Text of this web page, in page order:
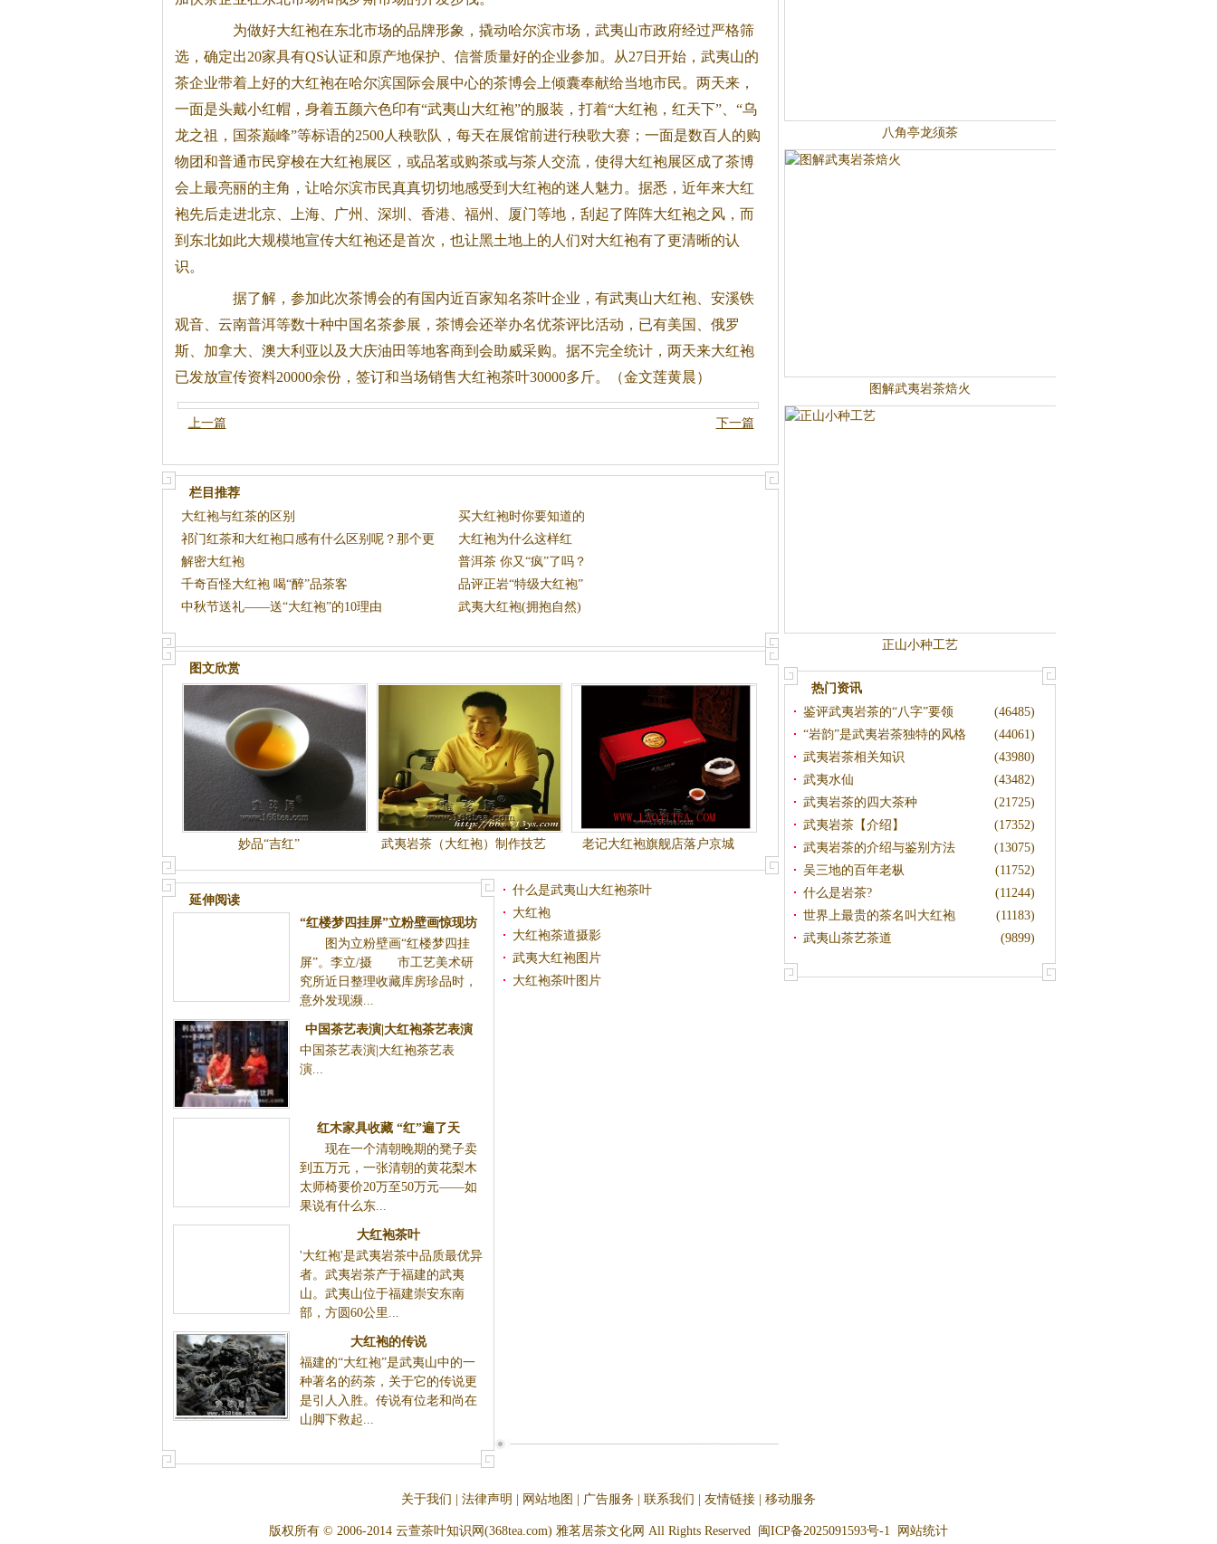
为做好大红袍在东北市场的品牌形象，撬动哈尔滨市场，武夷山市政府经过严格筛
选，确定出20家具有QS认证和原产地保护、信誉质量好的企业参加。从27日开始，武夷山的
茶企业带着上好的大红袍在哈尔滨国际会展中心的茶博会上倾囊奉献给当地市民。两天来，
一面是头戴小红帽，身着五颜六色印有“武夷山大红袍”的服装，打着“大红袍，红天下”、“乌
龙之祖，国茶巅峰”等标语的2500人秧歌队，每天在展馆前进行秧歌大赛；一面是数百人的购
物团和普通市民穿梭在大红袍展区，或品茗或购茶或与茶人交流，使得大红袍展区成了茶博
会上最亮丽的主角，让哈尔滨市民真真切切地感受到大红袍的迷人魅力。据悉，近年来大红
袍先后走进北京、上海、广州、深圳、香港、福州、厦门等地，刮起了阵阵大红袍之风，而
到东北如此大规模地宣传大红袍还是首次，也让黑土地上的人们对大红袍有了更清晰的认
识。
据了解，参加此次茶博会的有国内近百家知名茶叶企业，有武夷山大红袍、安溪铁
观音、云南普洱等数十种中国名茶参展， 茶博会还举办名优茶评比活动，已有美国、俄罗
斯、加拿大、澳大利亚以及大庆油田等地客商到会助威采购。据不完全统计，两天来大红袍
已发放宣传资料20000余份，签订和当场销售大红袍茶叶30000多斤。（金文莲黄晨）
上一篇 下一篇
栏目推荐
大红袍与红茶的区别
买大红袍时你要知道的
祁门红茶和大红袍口感有什么区别呢？那个更
好
大红袍为什么这样红
解密大红袍
普洱茶 你又“疯”了吗？
千奇百怪大红袍 喝“醉”品茶客
品评正岩“特级大红袍”
中秋节送礼——送“大红袍”的10理由
武夷大红袍(拥抱自然)
图文欣赏
妙品“吉红”
武夷岩茶（大红袍）制作技艺
传承人
老记大红袍旗舰店落户京城
延伸阅读
“红楼梦四挂屏”立粉壁画惊现坊
间(图)
图为立粉壁画“红楼梦四挂
屏”。李立/摄 市工艺美术研
究所近日整理收藏库房珍品时，
意外发现濒...
中国茶艺表演|大红袍茶艺表演
中国茶艺表演|大红袍茶艺表
演...
红木家具收藏 “红”遍了天
现在一个清朝晚期的凳子卖
到五万元，一张清朝的黄花梨木
太师椅要价20万至50万元——如
果说有什么东...
大红袍茶叶
'大红袍'是武夷岩茶中品质最优异
者。武夷岩茶产于福建的武夷
山。武夷山位于福建崇安东南
部，方圆60公里...
大红袍的传说
福建的“大红袍”是武夷山中的一
种著名的药茶，关于它的传说更
是引人入胜。传说有位老和尚在
山脚下救起...
什么是武夷山大红袍茶叶
大红袍
大红袍茶道摄影
武夷大红袍图片
大红袍茶叶图片
八角亭龙须茶
图解武夷岩茶焙火
正山小种工艺
热门资讯
(46485)
鉴评武夷岩茶的“八字”要领
(44061)
“岩韵”是武夷岩茶独特的风格
(43980)
武夷岩茶相关知识
(43482)
武夷水仙
(21725)
武夷岩茶的四大茶种
(17352)
武夷岩茶【介绍】
(13075)
武夷岩茶的介绍与鉴别方法
(11752)
吴三地的百年老枞
(11244)
什么是岩茶?
(11183)
世界上最贵的茶名叫大红袍
(9899)
武夷山茶艺茶道
关于我们 法律声明 网站地图 广告服务 联系我们 友情链接 移动服务
版权所有 © 2006-2014 云萱茶叶知识网(368tea.com) 雅茗居茶文化网 All Rights Reserved 闽ICP备2025091593号-1 网站统计